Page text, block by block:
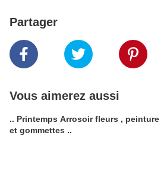
Partager
Vous aimerez aussi
.. Printemps Arrosoir fleurs , peinture
et gommettes ..